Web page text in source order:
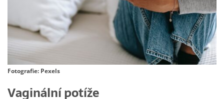
Fotografie: Pexels
Vaginální potíže